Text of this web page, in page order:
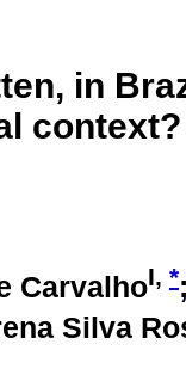
in
context?
CarvalhoI, *
Silva